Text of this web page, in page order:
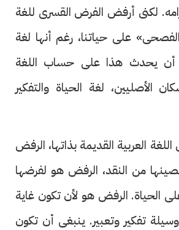
لكنى أرفض الفرض القسرى للغة
على حياتنا، رغم أنها لغة
أن يحدث هذا على حساب اللغة
الأصليين، لغة الحياة والتفكير
العربية القديمة بذاتها، الرفض
من النقد، الرفض هو لفرضها
الحياة. الرفض هو لأن تكون غاية
تفكير وتعبير. ينبغى أن تكون